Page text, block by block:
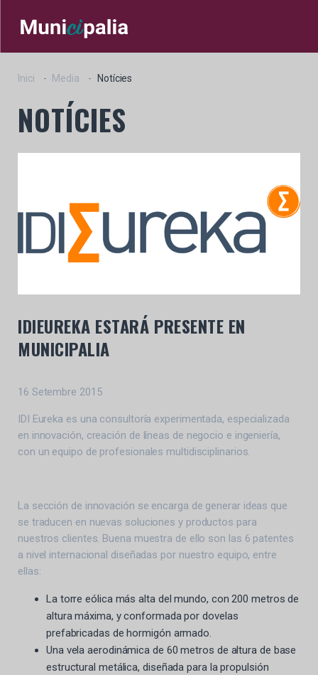
Inici Media Notícies
NOTÍCIES
IDIEUREKA ESTARÁ PRESENTE EN
MUNICIPALIA
16 Setembre 2015
IDI Eureka es una consultoría experimentada, especializada
en innovación, creación de líneas de negocio e ingeniería,
con un equipo de profesionales multidisciplinarios.
La sección de innovación se encarga de generar ideas que
se traducen en nuevas soluciones y productos para
nuestros clientes. Buena muestra de ello son las 6 patentes
a nivel internacional diseñadas por nuestro equipo, entre
ellas:
La torre eólica más alta del mundo, con 200 metros de
altura máxima, y conformada por dovelas
prefabricadas de hormigón armado.
Una vela aerodinámica de 60 metros de altura de base
estructural metálica, diseñada para la propulsión